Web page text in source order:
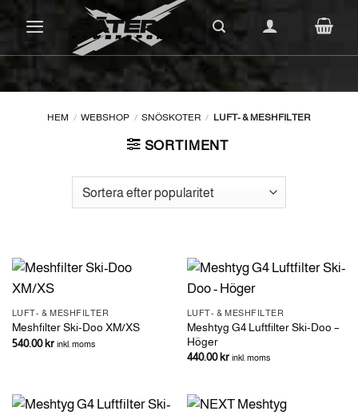
content
HEM / WEBSHOP / SNÖSKOTER / LUFT- & MESHFILTER
SORTIMENT
LUFT- & MESHFILTER
Meshfilter Ski-Doo XM/XS
540.00kr inkl. moms
LUFT- & MESHFILTER
Meshtyg G4 Luftfilter Ski-Doo –
Höger
440.00kr inkl. moms